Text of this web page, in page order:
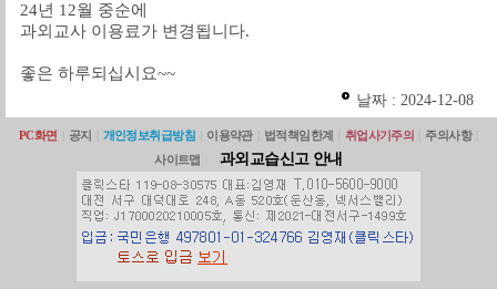
24년 12월 중순에
과외교사 이용료가 변경됩니다.
좋은 하루되십시요~~
날짜 : 2024-12-08
PC화면 공지 개인정보취급방침 이용약관 법적책임한계 취업사기주의 주의사항
사이트맵
과외교습신고 안내